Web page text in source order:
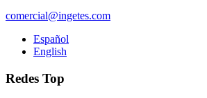
comercial@ingetes.com
Español
English
Redes Top